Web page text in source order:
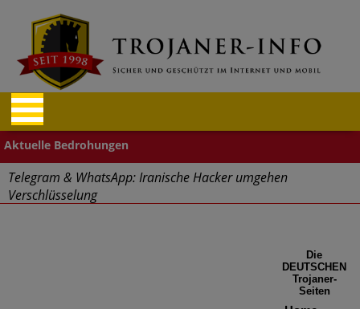
Telegram & WhatsApp: Iranische Hacker umgehen
Verschlüsselung
Cyberangriffe – Finanz- und Reisebranche betroffen
Die
DEUTSCHEN
Trojaner-
Seiten